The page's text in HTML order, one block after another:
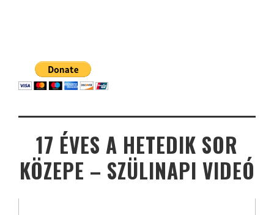
17 ÉVES A HETEDIK SOR
KÖZEPE – SZÜLINAPI VIDEÓ